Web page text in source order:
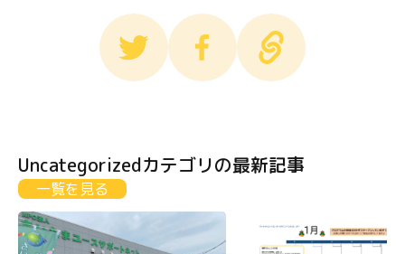
Uncategorizedカテゴリの最新記事
一覧を見る